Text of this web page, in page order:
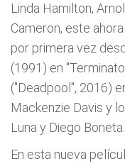
Linda Hamilton,
Cameron, este
por primera vez
(1991) en
("Deadpool", 2016)
Mackenzie Davis y
Luna y Diego Boneta.
En esta nueva